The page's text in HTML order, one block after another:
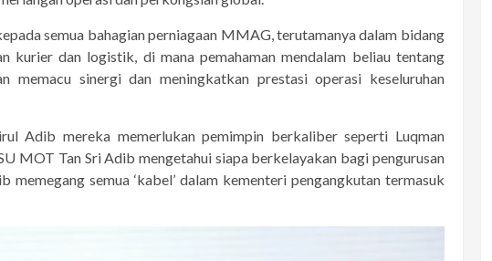
semua bahagian perniagaan MMAG, terutamanya dalam bidang
kurier dan logistik, di mana pemahaman mendalam beliau tentang
memacu sinergi dan meningkatkan prestasi operasi keseluruhan
Adib mereka memerlukan pemimpin berkaliber seperti Luqman
MOT Tan Sri Adib mengetahui siapa berkelayakan bagi pengurusan
memegang semua ‘kabel’ dalam kementeri pengangkutan termasuk